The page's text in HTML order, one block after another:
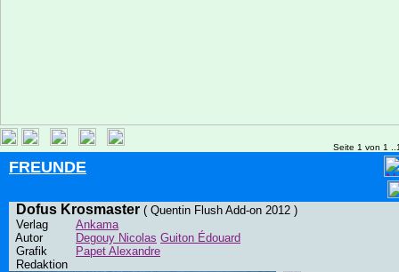
Seite 1 von 1
FREUNDE
Dofus Krosmaster ( Quentin Flush Add-on 2012 )
Verlag
Ankama
Autor
Degouy Nicolas Guiton Édouard
Grafik
Papet Alexandre
Redaktion